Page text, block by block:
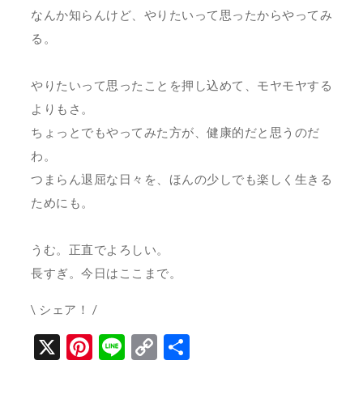
なんか知らんけど、やりたいって思ったからやってみ
る。
やりたいって思ったことを押し込めて、モヤモヤする
よりもさ。
ちょっとでもやってみた方が、健康的だと思うのだ
わ。
つまらん退屈な日々を、ほんの少しでも楽しく生きる
ためにも。
うむ。正直でよろしい。
長すぎ。今日はここまで。
\ シェア！ /
X Pinterest
LineCopy